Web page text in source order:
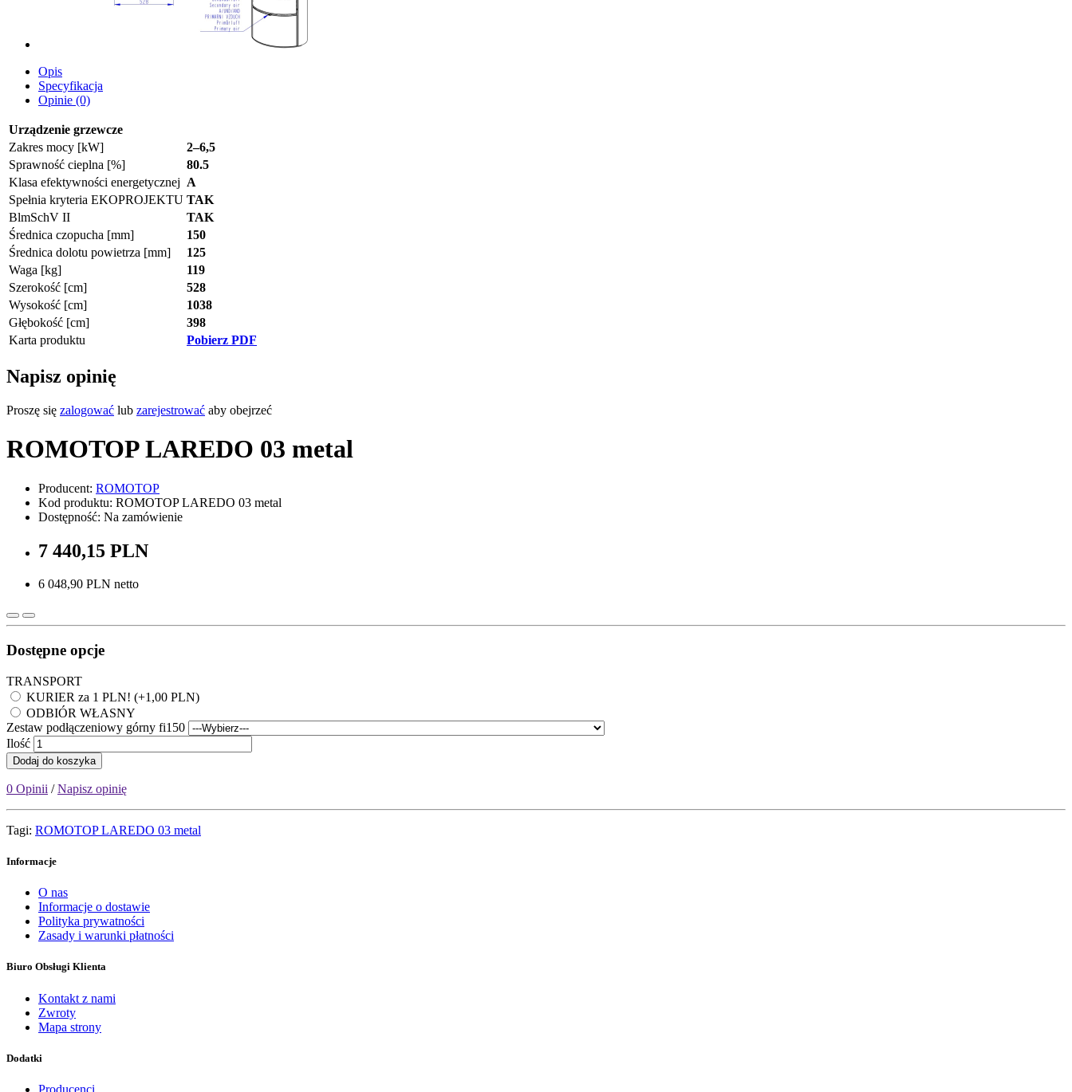
Opis
Specyfikacja
Opinie (0)
Urządzenie grzewcze
Zakres mocy [kW]
2–6,5
Sprawność cieplna [%]
80.5
Klasa efektywności energetycznej A
Spełnia kryteria EKOPROJEKTU TAK
BlmSchV II
TAK
Średnica czopucha [mm]
150
Średnica dolotu powietrza [mm]
125
Waga [kg]
119
Szerokość [cm]
528
Wysokość [cm]
1038
Głębokość [cm]
398
Karta produktu
Pobierz PDF
Napisz opinię
Proszę się zalogować lub zarejestrować aby obejrzeć
ROMOTOP LAREDO 03 metal
Producent: ROMOTOP
Kod produktu: ROMOTOP LAREDO 03 metal
Dostępność: Na zamówienie
7 440,15 PLN
6 048,90 PLN netto
Dostępne opcje
TRANSPORT
KURIER za 1 PLN! (+1,00 PLN)
ODBIÓR WŁASNY
Zestaw podłączeniowy górny fi150
Ilość
Dodaj do koszyka
0 Opinii /Napisz opinię
Tagi: ROMOTOP LAREDO 03 metal
Informacje
O nas
Informacje o dostawie
Polityka prywatności
Zasady i warunki płatności
Biuro Obsługi Klienta
Kontakt z nami
Zwroty
Mapa strony
Dodatki
Producenci